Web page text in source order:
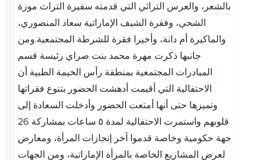
بالشعر، والعرس التراثي التي قدمته سفيرة التراث موزة
الشحي، وفقرة الشيف الإماراتية سعاد المنصوري،
والماكيرة أم دانة، وأخيرا فقرة للشرطة المجتمعية.ومن
جانبها ذكرت مهرة محمد بنت صراي رئيسة قسم
المبادرات المجتمعية بمنطقة رأس الخيمة الطبية أن
الاحتفالية التي أقيمت أدهشت الحضور بتنوع فقراتها
وتميزها حتى أنها أمتعت الحضور وأدخلت السعادة إلى
قلوبهم واستمرت الاحتفالية لمدة ٥ ساعات بمشاركة 26
جهة حكومية وخاصة قدموا آخر إنجازات المرأة، ومعارض
لعرض المشاريع الخاصة بالمرأة الإماراتية، ومن الجهات